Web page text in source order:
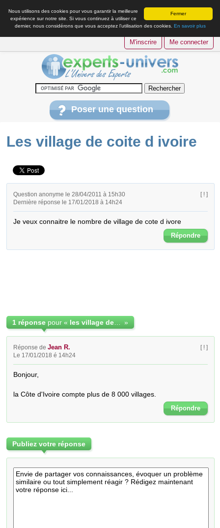
Fermer
Nous utilisons des cookies pour vous garantir la meilleure
expérience sur notre site. Si vous continuez à utiliser ce
dernier, nous considérons que vous acceptez l’utilisation des cookies. En savoir plus
M'inscrire Me connecter
Poser une question
Les village de coite d ivoire
Question anonyme le 28/04/2011 à 15h30
Dernière réponse le 17/01/2018 à 14h24
[ ! ]
Je veux connaitre le nombre de village de cote d ivore
Répondre
1 réponse pour « »
Réponse deJean R.
Le 17/01/2018 é 14h24
[ ! ]
Bonjour,
la Côte d'Ivoire compte plus de 8 000 villages.
Répondre
Publiez votre réponse